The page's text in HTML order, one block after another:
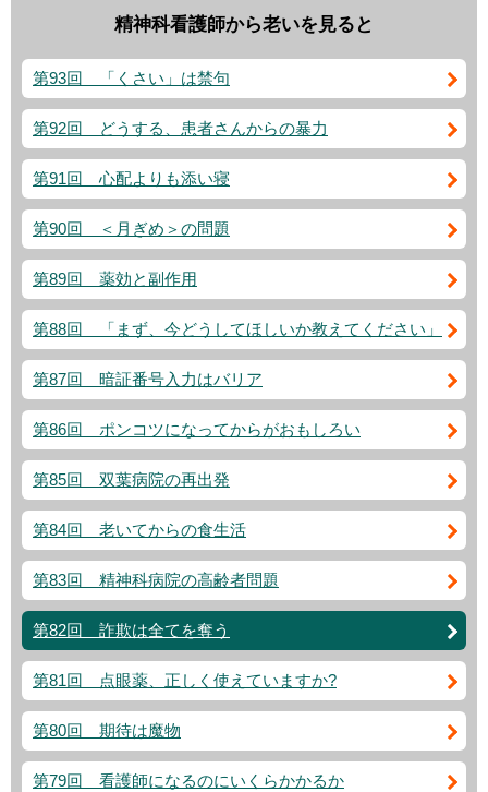
精神科看護師から老いを見ると
第93回 「くさい」は禁句
第92回 どうする、患者さんからの暴力
第91回 心配よりも添い寝
第90回 ＜月ぎめ＞の問題
第89回 薬効と副作用
第88回 「まず、今どうしてほしいか教えてください」
第87回 暗証番号入力はバリア
第86回 ポンコツになってからがおもしろい
第85回 双葉病院の再出発
第84回 老いてからの食生活
第83回 精神科病院の高齢者問題
第82回 詐欺は全てを奪う
第81回 点眼薬、正しく使えていますか?
第80回 期待は魔物
第79回 看護師になるのにいくらかかるか